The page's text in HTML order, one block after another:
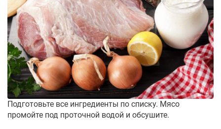
Подготовьте все ингредиенты по списку. Мясо
промойте под проточной водой и обсушите.